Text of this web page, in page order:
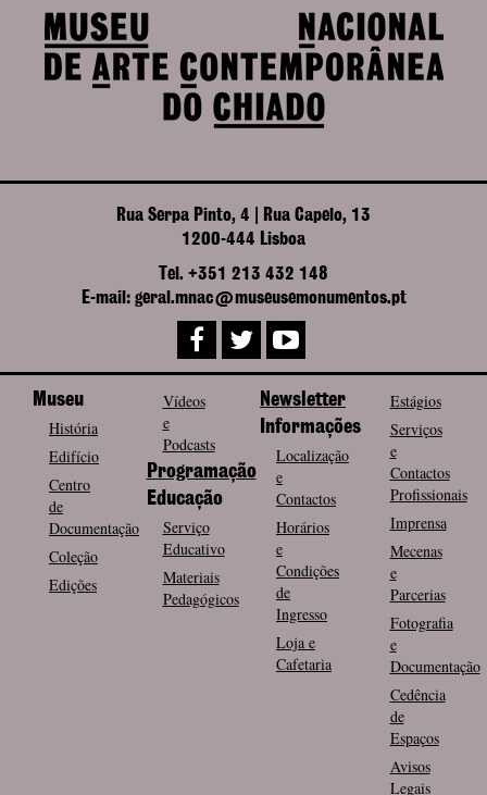
Rua Serpa Pinto, 4 | Rua Capelo, 13
1200-444 Lisboa
Tel. +351 213 432 148
E-mail: geral.mnac@museusemonumentos.pt
Museu
História
Edifício
Centro
de
Documentação
Coleção
Edições
Vídeos
e
Podcasts
Programação
Educação
Serviço
Educativo
Materiais
Pedagógicos
Newsletter
Informações
Localização
e
Contactos
Horários
e
Condições
de
Ingresso
Loja e
Cafetaria
Estágios
Serviços
e
Contactos
Profissionais
Imprensa
Mecenas
e
Parcerias
Fotografia
e
Documentação
Cedência
de
Espaços
Avisos
Legais